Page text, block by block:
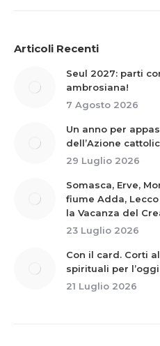
Articoli Recenti
Seul 2027: parti
ambrosiana!
7 Agosto 2026
Un anno per
dell’Azione
29 Luglio 2026
Somasca, Erve,
fiume Adda,
la Vacanza del
23 Luglio 2026
Con il card. Corti
spirituali per l’oggi
21 Luglio 2026